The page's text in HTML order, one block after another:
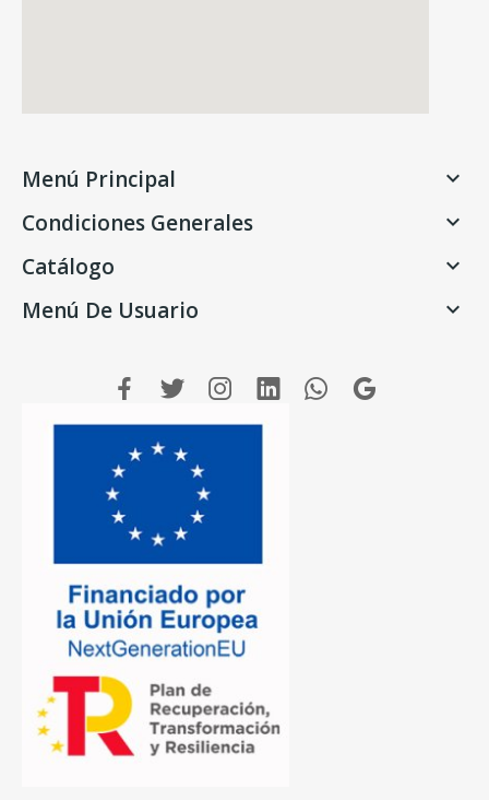
Menú Principal 
Condiciones Generales 
Catálogo 
Menú De Usuario 